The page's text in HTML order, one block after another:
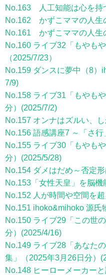
No.163 人工知能は心を持
No.162 かずこママの人生
No.161 かずこママの人生
No.160 ライブ32「もやも
（2025/7/23）
No.159 ダンスに夢中（8）
7/9)
No.158 ライブ31「もやも
分）(2025/7/2)
No.157 オンナはズルい、
No.156 語感講座7 ～「さ行
No.155 ライブ30「もやも
分）(2025/5/28)
No.154 ダメはだめ～否定
No.153「女性天皇」を脳
No.152 人が時間や空間を
No.151 ihoko&mihoko 源氏
No.150 ライブ29「この世
分）(2025/4/16)
No.149 ライブ28「あなた
集」（2025年3月26日分）
No.148 ヒーローメーカー